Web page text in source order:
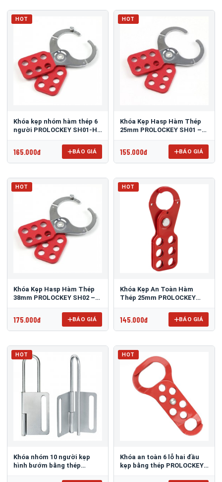
HOT
Khóa kẹp nhóm hàm thép 6
người PROLOCKEY SH01-H
165.000đ BÁO GIÁ
HOT
Khóa Kẹp Hasp Hàm Thép
25mm PROLOCKEY SH01 –
155.000đ BÁO GIÁ
HOT
Khóa Kẹp Hasp Hàm Thép
38mm PROLOCKEY SH02 –
175.000đ BÁO GIÁ
HOT
Khóa Kẹp An Toàn Hàm
Thép 25mm PROLOCKEY
145.000đ BÁO GIÁ
HOT
Khóa nhóm 10 người kẹp
hình bướm bằng thép
HOT
Khóa an toàn 6 lỗ hai đầu
kẹp bằng thép PROLOCKEY